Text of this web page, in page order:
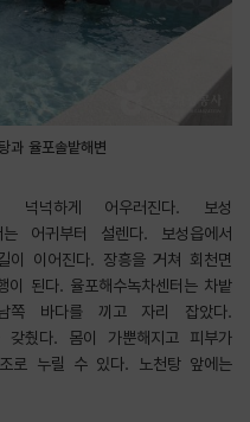
과 율포솔밭해변
넉하게 어우러진다. 보성
어귀부터 설렌다. 보성읍에서
이 이어진다. 장흥을 거쳐 회천면
이 된다. 율포해수녹차센터는 차밭
쪽 바다를 끼고 자리 잡았다.
갖췄다. 몸이 가뿐해지고 피부가
로 누릴 수 있다. 노천탕 앞에는